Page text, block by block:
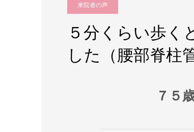
来院者の声
５分くらい歩く
した（腰部脊柱
７５